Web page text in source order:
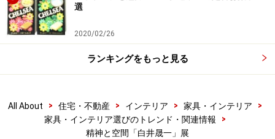
選
2020/02/26
ランキングをもっと見る
All About > 住宅・不動産 > インテリア > 家具・インテリア
>
家具・インテリア選びのトレンド・関連情報
>
精神と空間「白井晟一」展